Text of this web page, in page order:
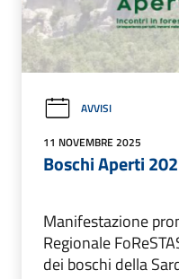
AVVISI
11 NOVEMBRE 2025
Boschi Aperti
Manifestazione
Regionale
dei boschi della